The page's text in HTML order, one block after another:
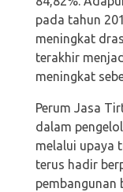
pada tahun
meningkat
terakhir
meningkat
Perum Jasa
dalam
melalui upaya
terus hadir
pembangunan